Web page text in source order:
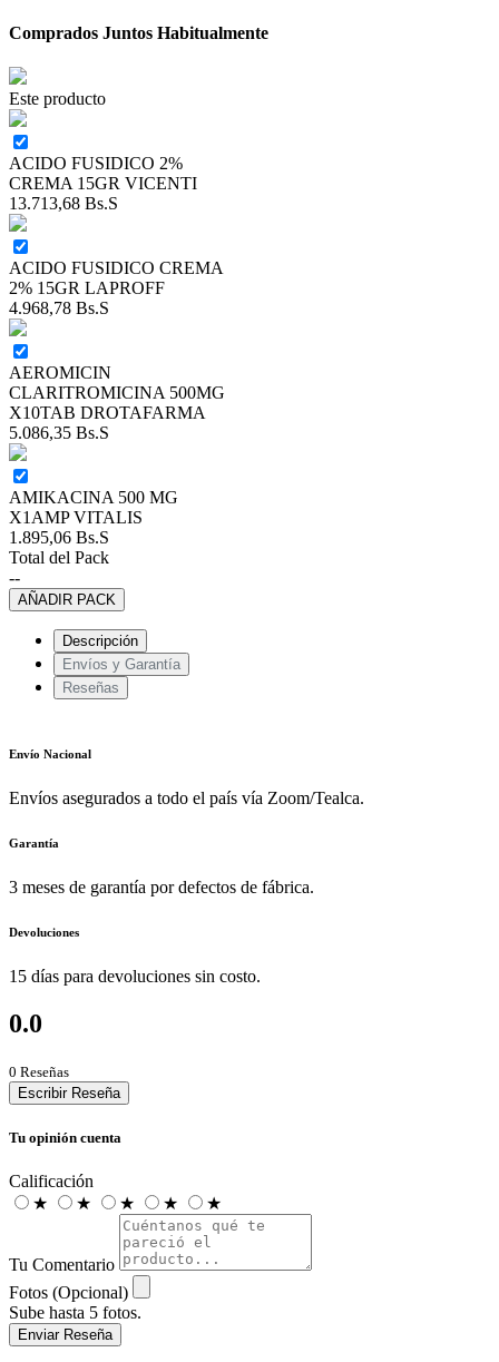
Comprados Juntos Habitualmente
Este producto
ACIDO FUSIDICO 2%
CREMA 15GR VICENTI
13.713,68 Bs.S
ACIDO FUSIDICO CREMA
2% 15GR LAPROFF
4.968,78 Bs.S
AEROMICIN
CLARITROMICINA 500MG
X10TAB DROTAFARMA
5.086,35 Bs.S
AMIKACINA 500 MG
X1AMP VITALIS
1.895,06 Bs.S
Total del Pack
--
AÑADIR PACK
Descripción
Envíos y Garantía
Reseñas
Envío Nacional
Envíos asegurados a todo el país vía Zoom/Tealca.
Garantía
3 meses de garantía por defectos de fábrica.
Devoluciones
15 días para devoluciones sin costo.
0.0
0 Reseñas
Escribir Reseña
Tu opinión cuenta
Calificación
★
★ ★ ★ ★
Tu Comentario
Fotos (Opcional)
Sube hasta 5 fotos.
Enviar Reseña